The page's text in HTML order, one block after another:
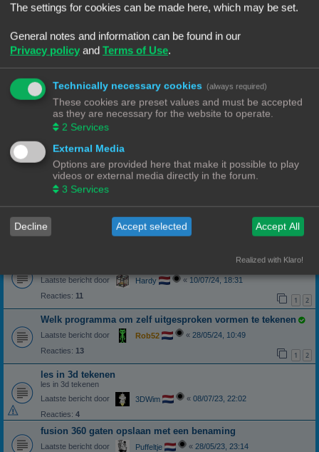
Laatste bericht door Puffeltje «26/09/25, 16:31
hulp gezocht bij ingewijden
Laatste bericht door Ch3vr0n
Opzoek naar Fusion 360 experten.
Surfaces
Laatste bericht door
StevenS «02/09/25, 21:20
Fusion 360
liniaal in Fusion 360
Laatste bericht door
PaulM «09/06/25, 18:15
Reacties:3
Fusion 360
Laatste bericht door Hardy «
Laatste bericht door
Hardy « 10/07/24, 18:31
Reacties: 11 1 2
Welk programma om zelf uitgesproken vormen te tekenen
Laatste bericht door Rob52 « 28/05/24, 10:49
Reacties: 13 1 2
les in 3d tekenen
les in 3d tekenen
Laatste bericht door
3DWim « 08/07/23, 22:02
Reacties: 4
fusion 360 gaten opslaan met een benaming
Laatste bericht door Puffeltje « 28/05/23, 23:14
The settings for cookies can be made here, which may be set.
General notes and information can be found in our
Privacy policy and Terms of Use.
Technically necessary cookies (always required)
These cookies are preset values and must be accepted
as they are necessary for the website to operate.
2 Services
External Media
Options are provided here that make it possible to play
videos or external media directly in the forum.
3 Services
Decline Accept selected Accept All
Realized with Klaro!